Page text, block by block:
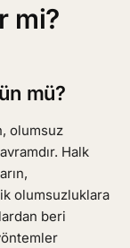
mi?
mü?
olumsuz
Halk
olumsuzluklara
beri